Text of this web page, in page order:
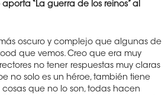
“La guerra de los reinos” al
oscuro y complejo que algunas de
que vemos. Creo que era muy
no tener respuestas muy claras
no solo es un héroe, también tiene
cosas que no lo son, todas hacen